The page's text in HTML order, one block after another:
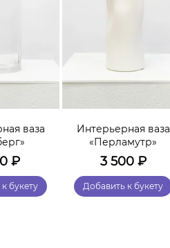
ваза
₽
букету
Интерьерная ваза
«Перламутр»
3 500₽
Добавить к букету